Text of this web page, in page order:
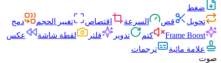
ضغط
تحويل
قص السرعة اقتصاص تغيير الحجم
دمج
Frame Boost
كتم تدوير فلتر لقطة شاشة
عكس
علامة مائية
ترجمات
صوت